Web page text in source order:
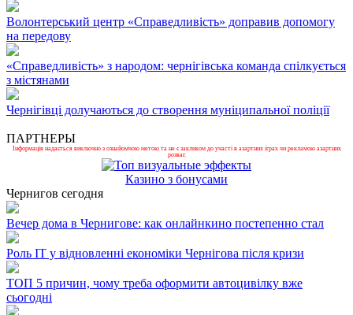
Волонтерський центр «Справедливість» доправив допомогу
на передову
«Справедливість» з народом: чернігівська команда спілкується
з містянами
Чернігівці долучаються до створення муніципальної поліції
ПАРТНЕРЫ
Інформація надається виключно з ознайомчою метою та не є закликом до участі в азартних іграх чи рекламою азартних
розваг.
Казино з бонусами
Чернигов сегодня
Вечер дома в Чернигове: как онлайнкино постепенно стал
Роль ІТ у відновленні економіки Чернігова після кризи
ТОП 5 причин, чому треба оформити автоцивілку вже
сьогодні